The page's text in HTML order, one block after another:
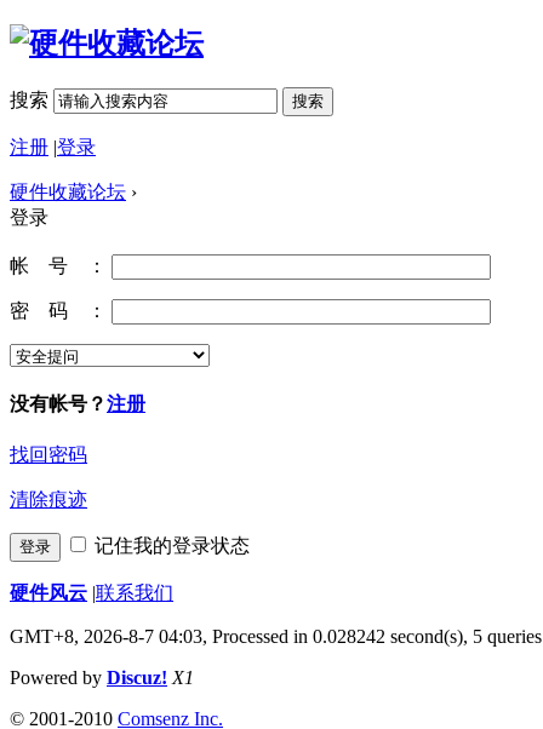
搜索 搜索
注册 |登录
硬件收藏论坛 ›
登录
帐 号 ：
密 码 ：
没有帐号？注册
找回密码
清除痕迹
登录 记住我的登录状态
硬件风云 |联系我们
GMT+8, 2026-8-7 04:03, Processed in 0.028242 second(s), 5 queries
Powered by Discuz! X1
© 2001-2010 Comsenz Inc.